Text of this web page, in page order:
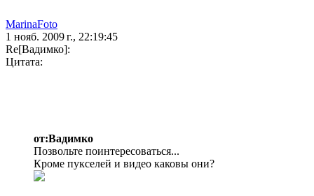
MarinaFoto
1 нояб. 2009 г., 22:19:45
Re[Вадимко]:
Цитата:
от:Вадимко
Позвольте поинтересоваться...
Кроме пукселей и видео каковы они?